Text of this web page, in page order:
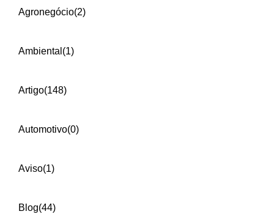
Agronegócio(2)
Ambiental (1)
Artigo(148)
Automotivo(0)
Aviso(1)
Blog(44)